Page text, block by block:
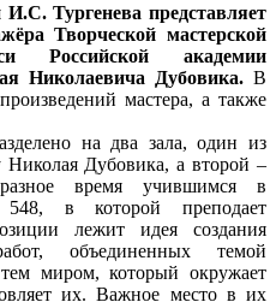
Тургенева представляет
Творческой мастерской
Российской академии
Николаевича Дубовика. В
мастера, а также
на два зала, один из
Николая Дубовика, а второй –
время учившимся в
в которой преподает
лежит идея создания
объединенных темой
миром, который окружает
их. Важное место в их